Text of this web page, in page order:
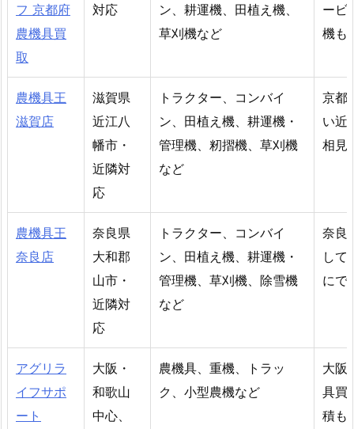
フ 京都府
農機具買
取
対応
ン、耕運機、田植え機、
草刈機など
ービ
機も
農機具王
滋賀店
滋賀県
近江八
幡市・
近隣対
応
トラクター、コンバイ
ン、田植え機、耕運機・
管理機、籾摺機、草刈機
など
京都
い近
相見
農機具王
奈良店
奈良県
大和郡
山市・
近隣対
応
トラクター、コンバイ
ン、田植え機、耕運機・
管理機、草刈機、除雪機
など
奈良
して
にで
アグリラ
イフサポ
ート
大阪・
和歌山
中心、
農機具、重機、トラッ
ク、小型農機など
大阪
具買
積も